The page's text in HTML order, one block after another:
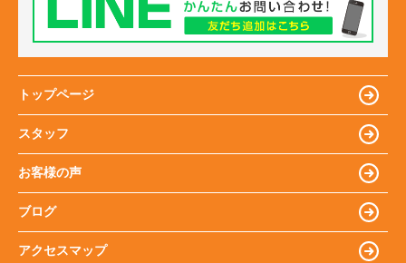
トップページ
スタッフ
お客様の声
ブログ
アクセスマップ